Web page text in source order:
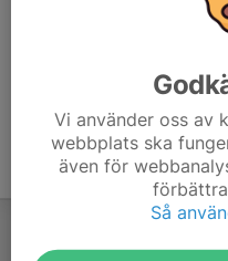
Vi använder oss av
webbplats ska
även för
Så